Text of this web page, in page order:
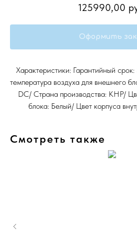
125990,00
Оформить
Характеристики: Гарантийный
температура воздуха для внешнего
DC/ Страна производства: КНР/
блока: Белый/ Цвет корпуса
Смотреть также